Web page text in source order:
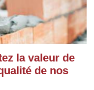
la valeur de
de nos